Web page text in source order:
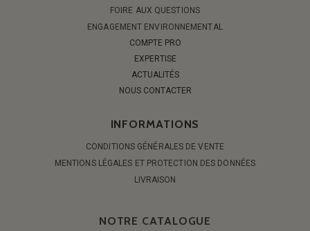
FOIRE AUX QUESTIONS
ENGAGEMENT ENVIRONNEMENTAL
COMPTE PRO
EXPERTISE
ACTUALITÉS
NOUS CONTACTER
INFORMATIONS
CONDITIONS GÉNÉRALES DE VENTE
MENTIONS LÉGALES ET PROTECTION DES DONNÉES
LIVRAISON
NOTRE CATALOGUE